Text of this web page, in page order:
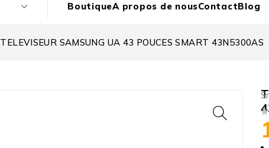
BoutiqueA propos de nousContactBlog
TELEVISEUR SAMSUNG UA 43 POUCES SMART 43N5300AS